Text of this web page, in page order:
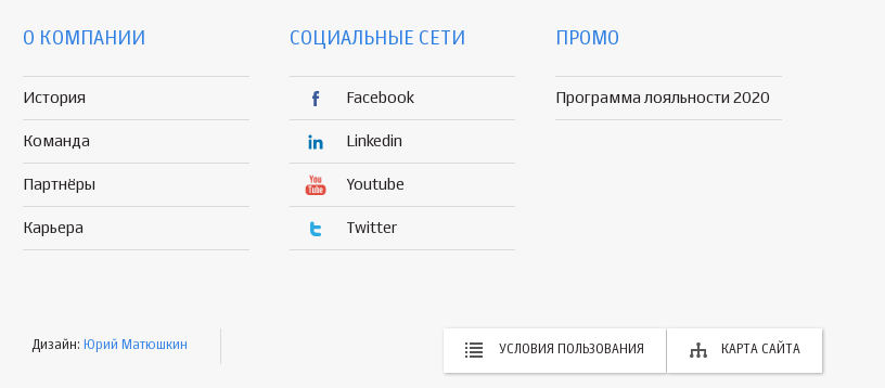
О КОМПАНИИ
История
Команда
Партнёры
Карьера
СОЦИАЛЬНЫЕ СЕТИ
Facebook
Linkedin
Youtube
Twitter
ПРОМО
Программа лояльности 2020
Дизайн: Юрий Матюшкин УСЛОВИЯ ПОЛЬЗОВАНИЯ КАРТА САЙТА